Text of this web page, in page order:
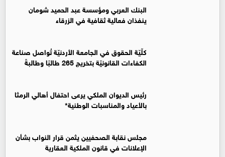
البنك العربي ومؤسسة عبد الحميد شومان
ينفذان فعالية ثقافية في الزرقاء
كلّيّة الحقوق في الجامعة الأردنيّة تُواصل صناعة
الكفاءات القانونيّة بتخريج 265 طالبًا وطالبةً
رئيس الديوان الملكي يرعى احتفال أهالي الرمثا
بالأعياد والمناسبات الوطنية*
مجلس نقابة الصحفيين يثمن قرار النواب بشأن
الإعلانات في قانون الملكية العقارية